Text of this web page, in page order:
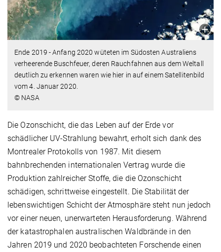
Ende 2019 - Anfang 2020 wüteten im Südosten Australiens
verheerende Buschfeuer, deren Rauchfahnen aus dem Weltall
deutlich zu erkennen waren wie hier in auf einem Satellitenbild
vom 4. Januar 2020.
© NASA
Die Ozonschicht, die das Leben auf der Erde vor
schädlicher UV-Strahlung bewahrt, erholt sich dank des
Montrealer Protokolls von 1987. Mit diesem
bahnbrechenden internationalen Vertrag wurde die
Produktion zahlreicher Stoffe, die die Ozonschicht
schädigen, schrittweise eingestellt. Die Stabilität der
lebenswichtigen Schicht der Atmosphäre steht nun jedoch
vor einer neuen, unerwarteten Herausforderung. Während
der katastrophalen australischen Waldbrände in den
Jahren 2019 und 2020 beobachteten Forschende einen